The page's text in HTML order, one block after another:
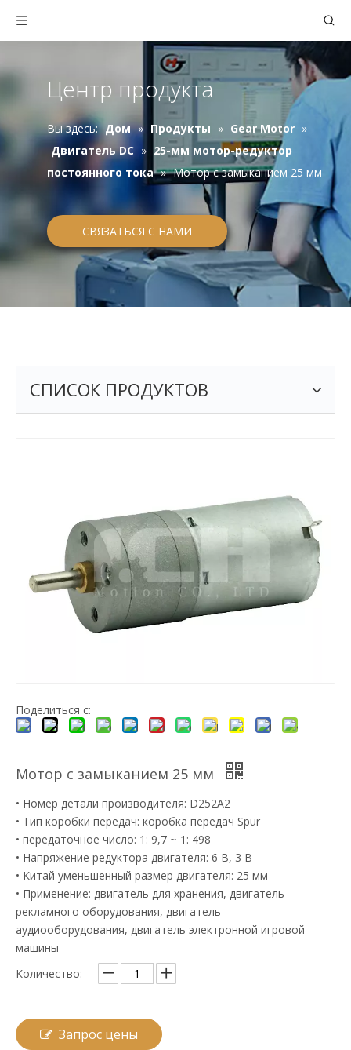
Центр продукта
Вы здесь: Дом » Продукты » Gear Motor »
Двигатель DC » 25-мм мотор-редуктор
постоянного тока » Мотор с замыканием 25 мм
СВЯЗАТЬСЯ С НАМИ
СПИСОК ПРОДУКТОВ
Поделиться с:
Мотор с замыканием 25 мм
• Номер детали производителя: D252A2
• Тип коробки передач: коробка передач Spur
• передаточное число: 1: 9,7 ~ 1: 498
• Напряжение редуктора двигателя: 6 В, 3 В
• Китай уменьшенный размер двигателя: 25 мм
• Применение: двигатель для хранения, двигатель
рекламного оборудования, двигатель
аудиооборудования, двигатель электронной игровой
машины
Количество:
Запрос цены